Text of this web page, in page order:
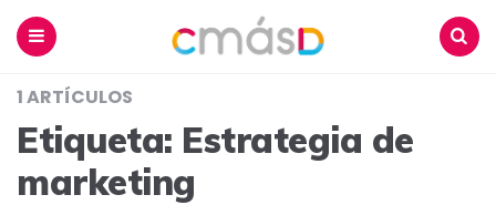
1 ARTÍCULOS
Etiqueta: Estrategia de
marketing